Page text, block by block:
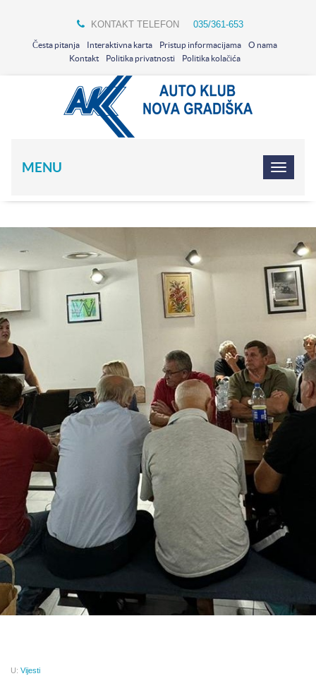
KONTAKT TELEFON 035/361-653
Česta pitanja Interaktivna karta Pristup informacijama
O nama
Kontakt
Politika privatnosti Politika kolačića
MENU
U: Vijesti